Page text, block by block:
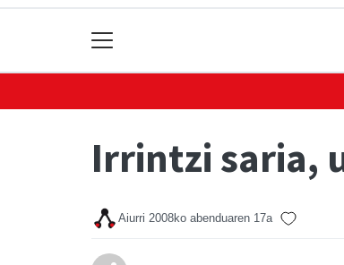
Irrintzi saria,
Aiurri 2008ko abenduaren 17a